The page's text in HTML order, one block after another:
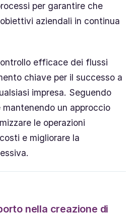
per garantire che
aziendali in continua
efficace dei flussi
chiave per il successo a
impresa. Seguendo
un approccio
le operazioni
e migliorare la
nella creazione di